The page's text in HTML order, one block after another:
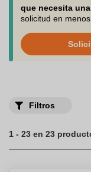
profesionales.
a facilitar el trabajo
Pantalones de
dudes en contactar
necesitas
que necesita
solicitud en
Filtros
1 - 23 en 23